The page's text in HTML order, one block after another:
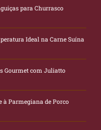
para Churrasco
Ideal na Carne Suína
Gourmet com Juliatto
à Parmegiana de Porco